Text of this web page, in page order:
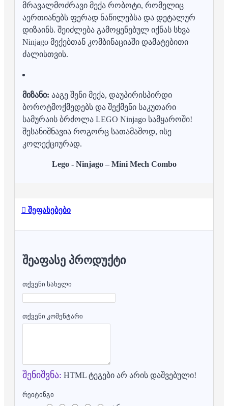
მრავალმოძრავი მექა რობოტი, რომელიც
აერთიანებს ფერად ნაწილებსა და დეტალურ
დიზაინს. შეიძლება გამოყენებულ იქნას სხვა
Ninjago მექებთან კომბინაციაში დამატებითი
ძალისთვის.
მიზანი: ააგე შენი მექა, დაუპირისპირდი
ბოროტმოქმედებს და შექმენი საკუთარი
სამურაის ბრძოლა LEGO Ninjago სამყაროში!
შესანიშნავია როგორც სათამაშოდ, ისე
კოლექციურად.
Lego - Ninjago – Mini Mech Combo
შეფასებები
ᲨᲔᲐᲤᲐᲡᲔ ᲞᲠᲝᲓᲣᲥᲢᲘ
თქვენი სახელი
თქვენი კომენტარი
შენიშვნა: HTML ტეგები არ არის დაშვებული!
რეიტინგი